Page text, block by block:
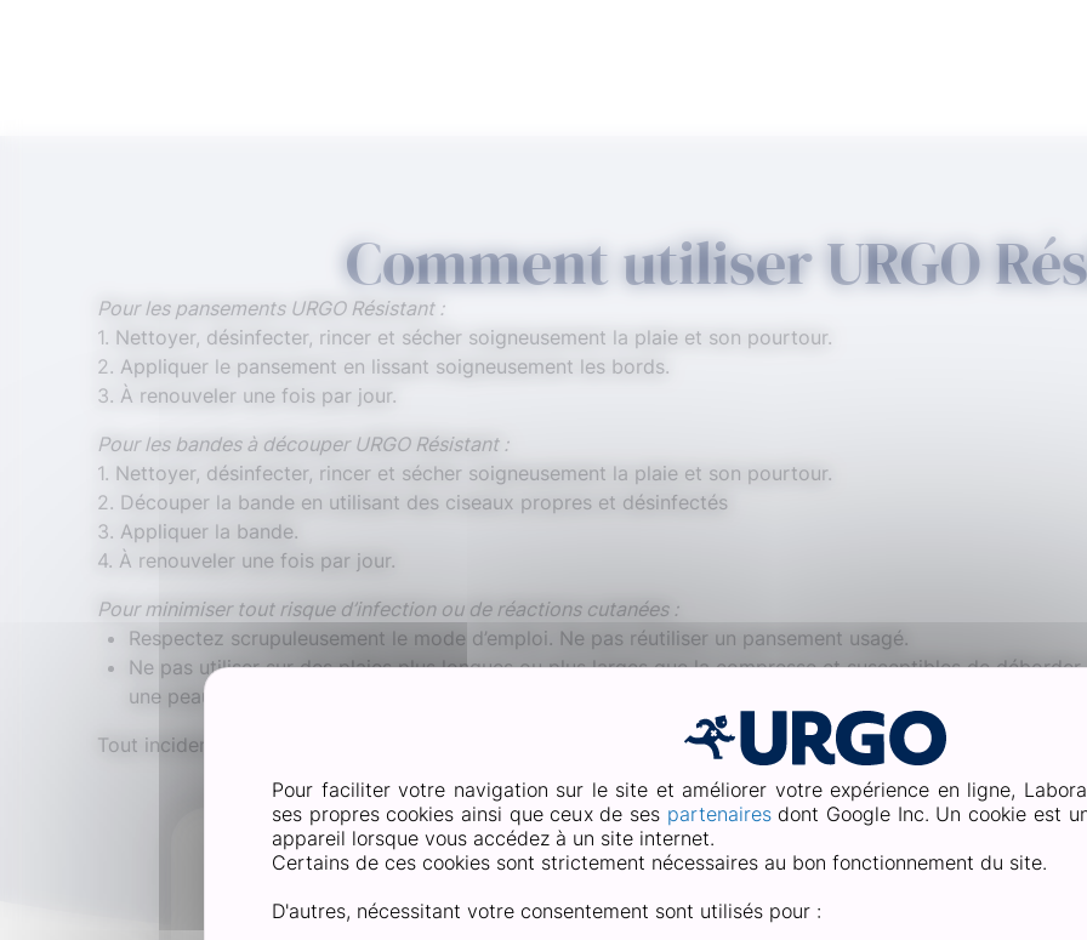
Comment utiliser URGO
Pour les pansements URGO Résistant :
1. Nettoyer, désinfecter, rincer et sécher soigneusement la plaie et son pourtour.
2. Appliquer le pansement en lissant soigneusement les bords.
3. À renouveler une fois par jour.
Pour les bandes à découper URGO Résistant :
1. Nettoyer, désinfecter, rincer et sécher soigneusement la plaie et son pourtour.
2. Découper la bande en utilisant des ciseaux propres et désinfectés
3. Appliquer la bande.
4. À renouveler une fois par jour.
Pour minimiser tout risque d’infection ou de réactions cutanées :
Respectez scrupuleusement le mode d’emploi. Ne pas réutiliser un pansement usagé.
Ne pas utiliser sur des plaies plus longues ou plus larges que la compresse et susceptibles de
une peau fine ou sur une muqueuse. Ne pas utiliser après la date de péremption. Ne pas utiliser un
Tout incident grave lié à ce produit doit être déclaré aux Laboratoires URGO HEALTHCARE et à l’Agence
Pourquoi faut-il soigner une plaie
Bien que superficielles, les petites blessures demandent un soin particulier. Il est
Pour faciliter votre navigation sur le site et améliorer votre expérience en ligne,
ses propres cookies ainsi que ceux de ses partenairesdont Google Inc. Un cookie est
appareil lorsque vous accédez à un site internet.
Certains de ces cookies sont strictement nécessaires au bon fonctionnement du site.
D'autres, nécessitant votre consentement sont utilisés pour :